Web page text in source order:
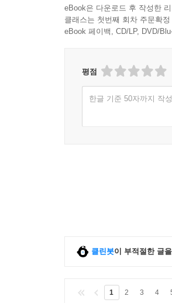
eBook은 다운로드 후 작성한
클래스는 첫번째 회차 주문확
eBook 페이백, CD/LP, DVD/
평점
한글 기준 50자까지 작
클린봇이 부적절한 글
1 2 3 4